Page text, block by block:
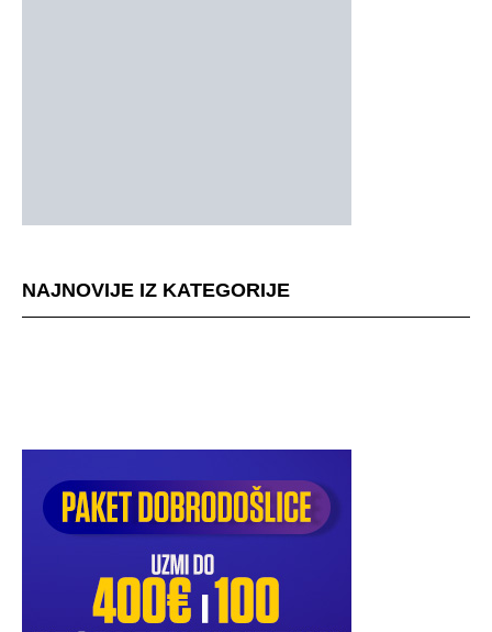
NAJNOVIJE IZ KATEGORIJE